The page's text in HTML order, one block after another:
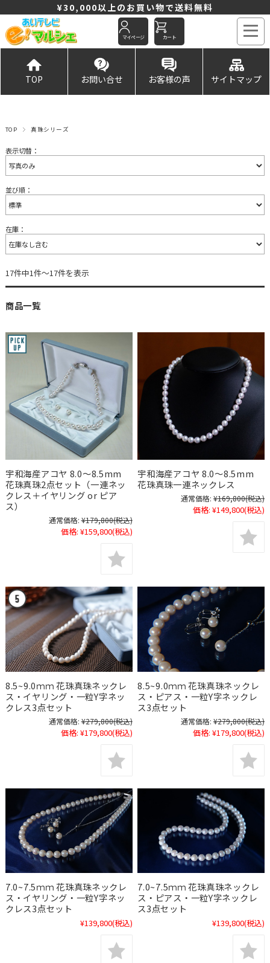
¥30,000以上のお買い物で送料無料
マイページ カート
TOP お問い合せ お客様の声 サイトマップ
TOP 真珠シリーズ
表示切替：
並び順：
在庫：
17件中1件～17件を表示
商品一覧
宇和海産アコヤ 8.0～8.5mm
花珠真珠2点セット（一連ネッ
クレス＋イヤリング or ピア
ス）
通常価格: ¥179,800(税込)
価格: ¥159,800(税込)
宇和海産アコヤ 8.0～8.5mm
花珠真珠一連ネックレス
通常価格: ¥169,800(税込)
価格: ¥149,800(税込)
8.5~9.0ｍｍ 花珠真珠ネックレ
ス・イヤリング・一粒Y字ネッ
クレス3点セット
通常価格: ¥279,800(税込)
価格: ¥179,800(税込)
8.5~9.0ｍｍ 花珠真珠ネックレ
ス・ピアス・一粒Y字ネックレ
ス3点セット
通常価格: ¥279,800(税込)
価格: ¥179,800(税込)
7.0~7.5ｍｍ 花珠真珠ネックレ
ス・イヤリング・一粒Y字ネッ
クレス3点セット
¥139,800(税込)
7.0~7.5ｍｍ 花珠真珠ネックレ
ス・ピアス・一粒Y字ネックレ
ス3点セット
¥139,800(税込)